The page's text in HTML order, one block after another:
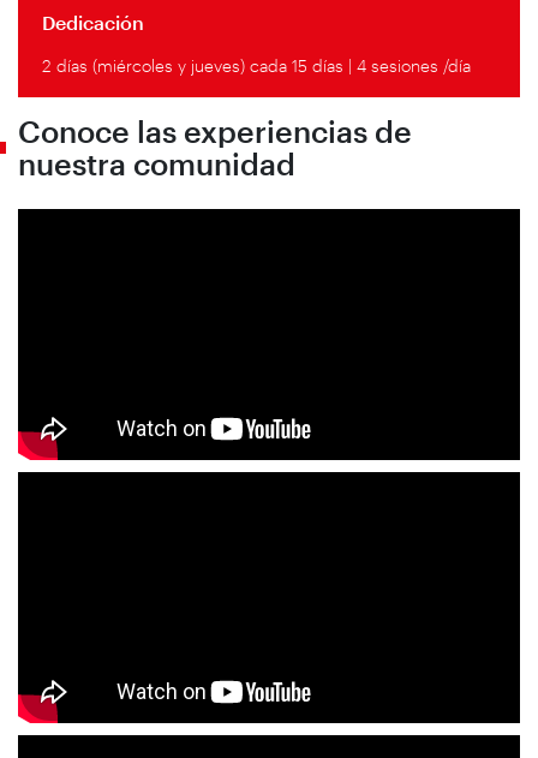
Dedicación
2 días (miércoles y jueves) cada 15 días | 4 sesiones /día
Conoce las experiencias de
nuestra comunidad